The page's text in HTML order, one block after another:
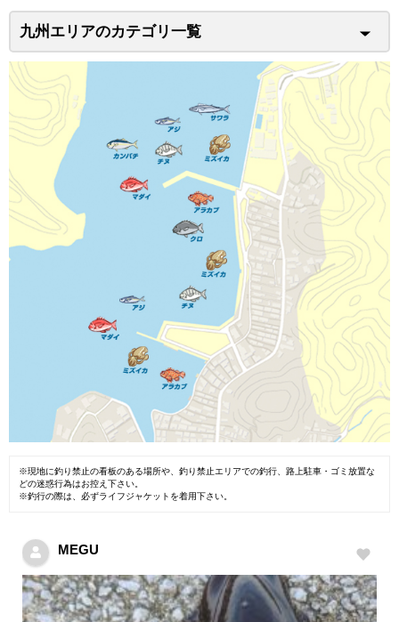
九州エリアのカテゴリ一覧
※現地に釣り禁止の看板のある場所や、釣り禁止エリアでの釣行、路上駐車・ゴミ放置な
どの迷惑行為はお控え下さい。
※釣行の際は、必ずライフジャケットを着用下さい。
MEGU